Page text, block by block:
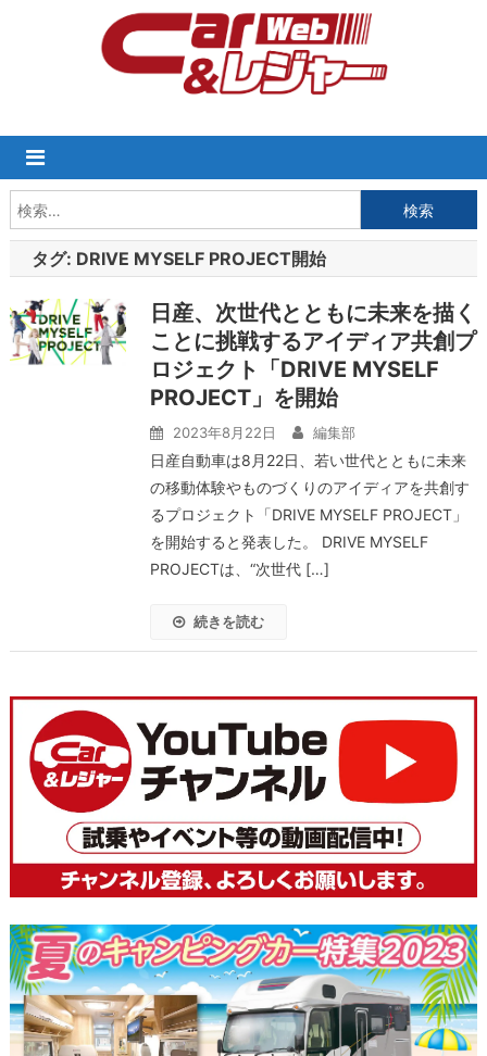
索:
タグ: DRIVE MYSELF PROJECT開始
日産、次世代とともに未来を描く
ことに挑戦するアイディア共創プ
ロジェクト「DRIVE MYSELF
PROJECT」を開始
2023年8月22日 編集部
日産自動車は8月22日、若い世代とともに未来
の移動体験やものづくりのアイディアを共創す
るプロジェクト「DRIVE MYSELF PROJECT」
を開始すると発表した。 DRIVE MYSELF
PROJECTは、“次世代 […]
続きを読む